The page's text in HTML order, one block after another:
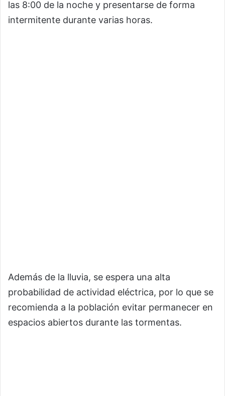
las 8:00 de la noche y presentarse de forma
intermitente durante varias horas.
Además de la lluvia, se espera una alta
probabilidad de actividad eléctrica, por lo que se
recomienda a la población evitar permanecer en
espacios abiertos durante las tormentas.